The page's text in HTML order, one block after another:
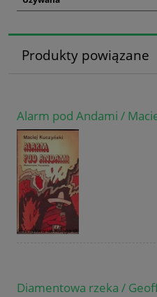
Produkty powiązane
Alarm pod Andami /
Diamentowa rzeka /